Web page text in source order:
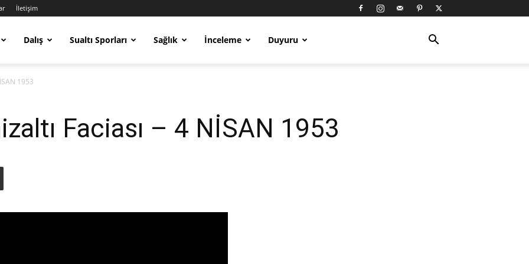
İletişim
Dalış Sualtı Sporları Sağlık İnceleme Duyuru
1953
Faciası – 4 NİSAN 1953